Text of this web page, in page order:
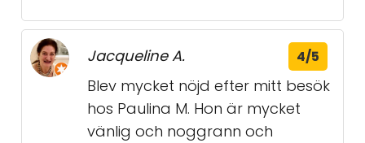
Jacqueline A. 4/5
Blev mycket nöjd efter mitt besök
hos Paulina M. Hon är mycket
vänlig och noggrann och